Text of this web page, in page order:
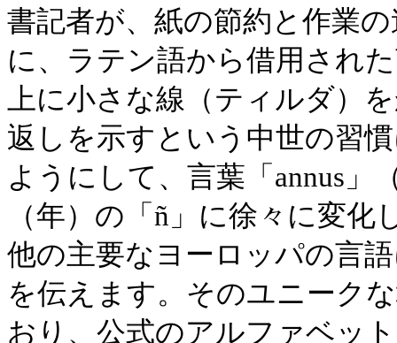
書記者が、紙の節約と作業
に、ラテン語から借用され
上に小さな線（ティルダ）
返しを示すという中世の習
ようにして、言葉「annus」
（年）の「ñ」に徐々に変
他の主要なヨーロッパの言
を伝えます。そのユニーク
おり、公式のアルファベッ